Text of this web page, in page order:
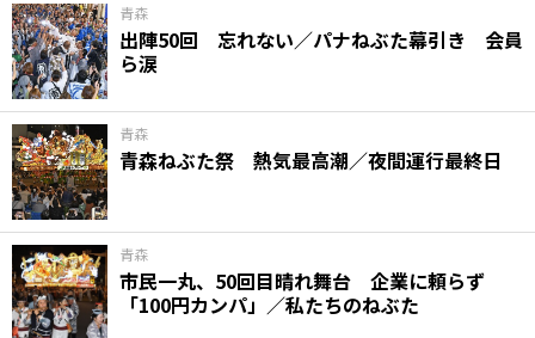
青森
出陣50回 忘れない／パナねぶた幕引き 会員
ら涙
青森
青森ねぶた祭 熱気最高潮／夜間運行最終日
青森
市民一丸、50回目晴れ舞台 企業に頼らず
「100円カンパ」／私たちのねぶた